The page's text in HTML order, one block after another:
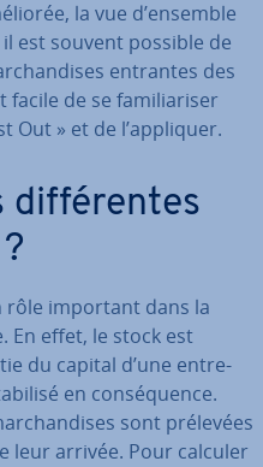
la vue d’ensemble
est souvent possible de
entrantes des
facile de se fa­mi­lia­ri­ser
Out » et de l’appliquer.
dif­fé­rentes
rôle important dans la
En effet, le stock est
du capital d’une en­tre­
en con­sé­quence.
sont prélevées
leur arrivée. Pour calculer